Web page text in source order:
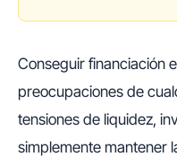
Conseguir financiación
preocupaciones de
tensiones de liquidez,
simplemente mantener